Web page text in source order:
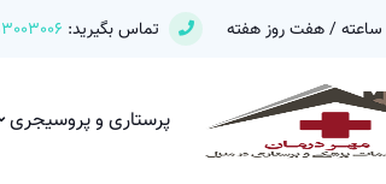
تماس بگیرید:
پرستاری و پروسیجری